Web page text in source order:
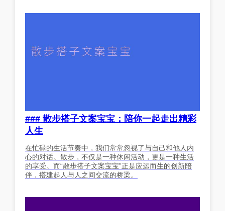
### 散步搭子文案宝宝：陪你一起走出精彩
人生
在忙碌的生活节奏中，我们常常忽视了与自己和他人内
心的对话。散步，不仅是一种休闲活动，更是一种生活
的享受。而“散步搭子文案宝宝”正是应运而生的创新陪
伴，搭建起人与人之间交流的桥梁。